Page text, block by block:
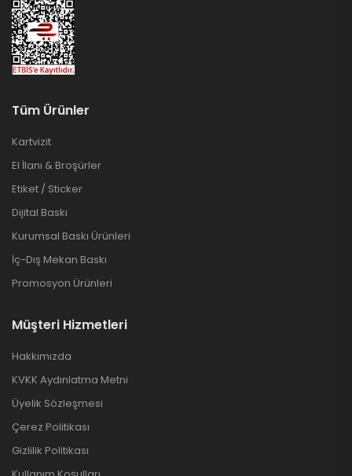
Tüm Ürünler
Kartvizit
El İlanı & Broşürler
Etiket / Sticker
Dijital Baskı
Kurumsal Baskı Ürünleri
İç-Dış Mekan Baskı
Promosyon Ürünleri
Müşteri Hizmetleri
Hakkımızda
KVKK Aydınlatma Metni
Üyelik Sözleşmesi
Çerez Politikası
Gizlilik Politikası